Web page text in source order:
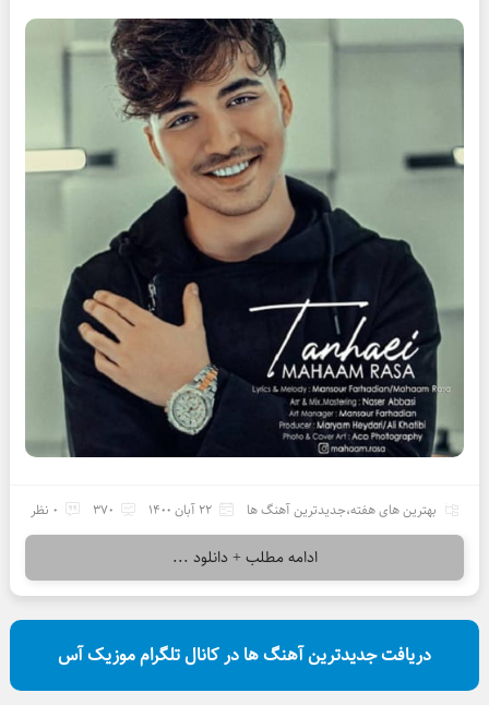
بهترین های هفته،جدیدترین آهنگ ها 22 آبان 1400 370 0 نظر
ادامه مطلب + دانلود ...
دریافت جدیدترین آهنگ ها در کانال تلگرام موزیک آس